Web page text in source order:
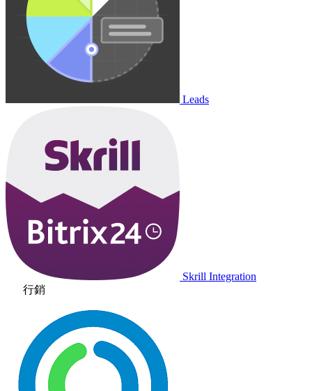
Leads
Skrill Integration
行銷